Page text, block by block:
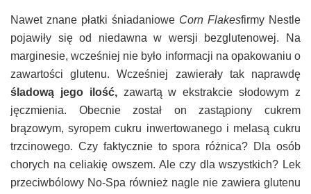
Nawet znane płatki śniadaniowe Corn Flakesfirmy Nestle
pojawiły się od niedawna w wersji bezglutenowej. Na
marginesie, wcześniej nie było informacji na opakowaniu o
zawartości glutenu. Wcześniej zawierały tak naprawdę
śladową jego ilość,zawartą w ekstrakcie słodowym z
jęczmienia. Obecnie został on zastąpiony cukrem
brązowym, syropem cukru inwertowanego i melasą cukru
trzcinowego. Czy faktycznie to spora różnica? Dla osób
chorych na celiakię owszem. Ale czy dla wszystkich? Lek
przeciwbólowy No-Spa również nagle nie zawiera glutenu